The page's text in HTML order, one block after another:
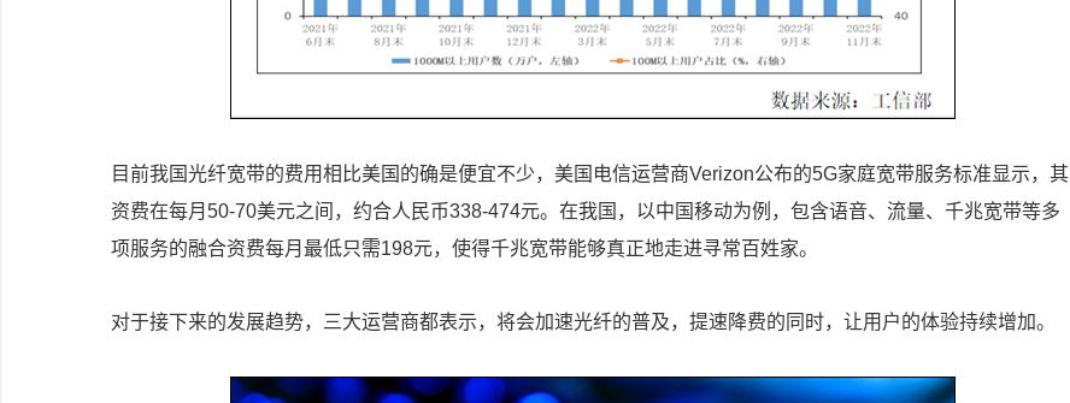
目前我国光纤宽带的费用相比美国的确是便宜不少，美国电信运营商Verizon公布的5G家庭宽带服务标准显示，其
资费在每月50-70美元之间，约合人民币338-474元。在我国，以中国移动为例，包含语音、流量、千兆宽带等多
项服务的融合资费每月最低只需198元，使得千兆宽带能够真正地走进寻常百姓家。
对于接下来的发展趋势，三大运营商都表示，将会加速光纤的普及，提速降费的同时，让用户的体验持续增加。